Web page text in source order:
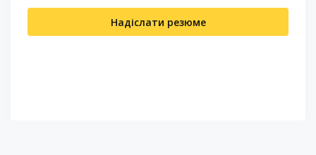
Надіслати резюме